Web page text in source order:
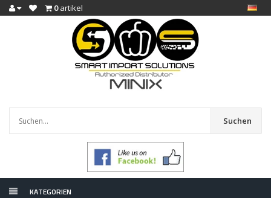
0artikel
Suchen
KATEGORIEN